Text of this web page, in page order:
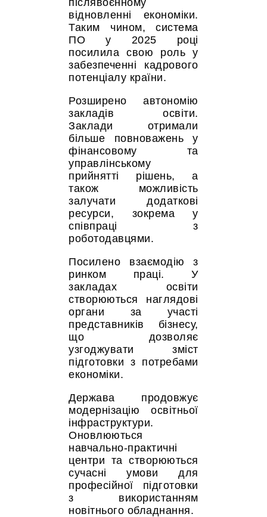
відновленні економіки.
Таким чином, система
ПО у 2025 році
посилила свою роль у
забезпеченні кадрового
потенціалу країни.
Розширено автономію
закладів освіти.
Заклади отримали
більше повноважень у
фінансовому та
управлінському
прийнятті рішень, а
також можливість
залучати додаткові
ресурси, зокрема у
співпраці з
роботодавцями.
Посилено взаємодію з
ринком праці. У
закладах освіти
створюються наглядові
органи за участі
представників бізнесу,
що дозволяє
узгоджувати зміст
підготовки з потребами
економіки.
Держава продовжує
модернізацію освітньої
інфраструктури.
Оновлюються
навчально-практичні
центри та створюються
сучасні умови для
професійної підготовки
з використанням
новітнього обладнання.